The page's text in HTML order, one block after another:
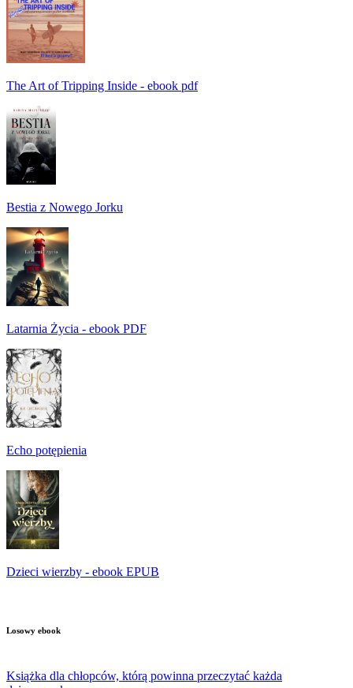
The Art of Tripping Inside - ebook pdf
Bestia z Nowego Jorku
Latarnia Życia - ebook PDF
Echo potępienia
Dzieci wierzby - ebook EPUB
Losowy ebook
Książka dla chłopców, którą powinna przeczytać każda